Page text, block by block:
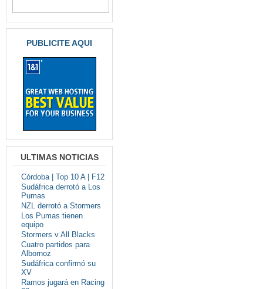
PUBLICITE AQUI
ULTIMAS NOTICIAS
Córdoba | Top 10 A | F12
Sudáfrica derrotó a Los
Pumas
NZL derrotó a Stormers
Los Pumas tienen
equipo
Stormers v All Blacks
Cuatro partidos para
Albornoz
Sudáfrica confirmó su
XV
Ramos jugará en Racing